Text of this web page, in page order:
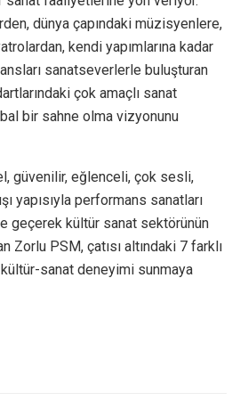
dünya çapındaki müzisyenlere,
kendi yapımlarına kadar
sanatseverlerle buluşturan
çok amaçlı sanat
bir sahne olma vizyonunu
güvenilir, eğlenceli, çok sesli,
yapısıyla performans sanatları
geçerek kültür sanat sektörünün
Zorlu PSM, çatısı altındaki 7 farklı
sanat deneyimi sunmaya